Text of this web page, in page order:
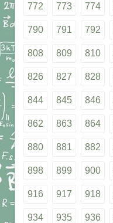
772 773 774
790 791 792
808 809 810
826 827 828
844 845 846
862 863 864
880 881 882
898 899 900
916 917 918
934 935 936